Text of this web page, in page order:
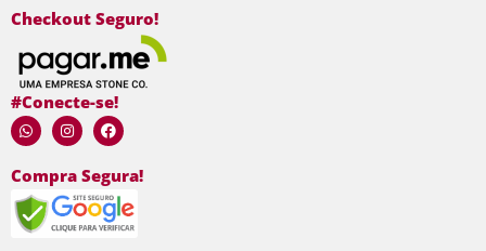
Checkout Seguro!
#Conecte-se!
Compra Segura!